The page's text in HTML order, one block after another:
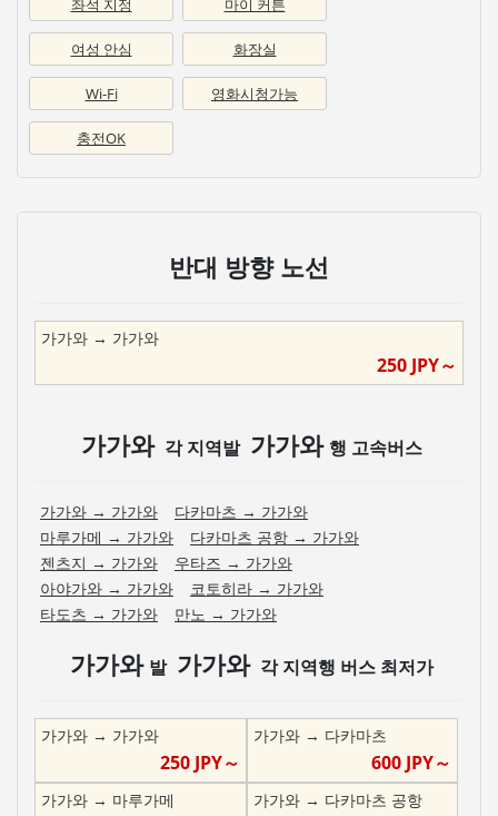
좌석 지정 마이 커튼
여성 안심 화장실
Wi-Fi 영화시청가능
충전OK
반대 방향 노선
가가와 → 가가와
250 JPY～
가가와 각 지역발 가가와 행 고속버스
가가와 → 가가와 다카마츠 → 가가와
마루가메 → 가가와 다카마츠 공항 → 가가와
젠츠지 → 가가와 우타즈 → 가가와
아야가와 → 가가와 코토히라 → 가가와
타도츠 → 가가와 만노 → 가가와
가가와 발 가가와 각 지역행 버스 최저가
가가와 → 가가와
250JPY～
가가와→ 다카마츠
600 JPY～
가가와 → 마루가메 가가와→ 다카마츠 공항